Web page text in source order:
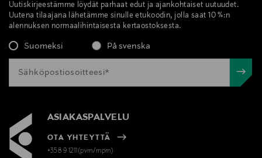
Uutiskirjeestämme löydät parhaat edut ja ajankohtaiset uutuudet.
Uutena tilaajana lähetämme sinulle etukoodin, jolla saat 10 %:n
alennuksen normaalihintaisesta kertaostoksesta.
Suomeksi På svenska
ASIAKASPALVELU
OTA YHTEYTTÄ
+358 9 1211(pvm/mpm)